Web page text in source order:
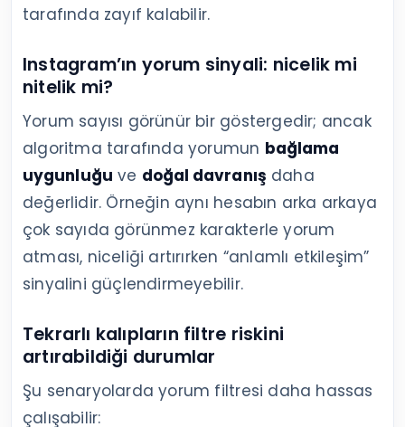
tarafında zayıf kalabilir.
Instagram’ın yorum sinyali: nicelik mi
nitelik mi?
Yorum sayısı görünür bir göstergedir; ancak
algoritma tarafında yorumun bağlama
uygunluğu ve doğal davranış daha
değerlidir. Örneğin aynı hesabın arka arkaya
çok sayıda görünmez karakterle yorum
atması, niceliği artırırken “anlamlı etkileşim”
sinyalini güçlendirmeyebilir.
Tekrarlı kalıpların filtre riskini
artırabildiği durumlar
Şu senaryolarda yorum filtresi daha hassas
çalışabilir: